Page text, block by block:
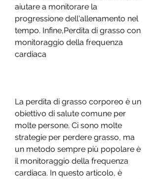
aiutare a monitorare la
progressione dell'allenamento nel
tempo. Infine,Perdita di grasso con
monitoraggio della frequenza
cardiaca
La perdita di grasso corporeo è un
obiettivo di salute comune per
molte persone. Ci sono molte
strategie per perdere grasso, ma
un metodo sempre più popolare è
il monitoraggio della frequenza
cardiaca. In questo articolo, è